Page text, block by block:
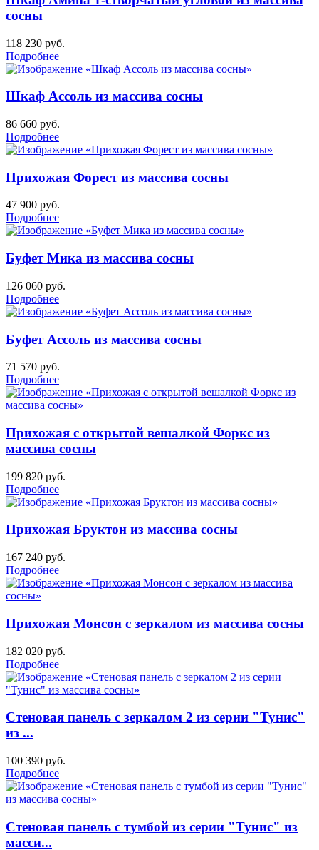
сосны
118 230 руб.
Подробнее
Шкаф Ассоль из массива сосны
86 660 руб.
Подробнее
Прихожая Форест из массива сосны
47 900 руб.
Подробнее
Буфет Мика из массива сосны
126 060 руб.
Подробнее
Буфет Ассоль из массива сосны
71 570 руб.
Подробнее
Прихожая с открытой вешалкой Форкс из
массива сосны
199 820 руб.
Подробнее
Прихожая Бруктон из массива сосны
167 240 руб.
Подробнее
Прихожая Монсон с зеркалом из массива сосны
182 020 руб.
Подробнее
Стеновая панель с зеркалом 2 из серии "Тунис"
из ...
100 390 руб.
Подробнее
Стеновая панель с тумбой из серии "Тунис" из
масси...